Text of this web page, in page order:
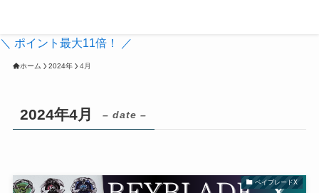
＼ ポイント最大11倍！ ／
ホーム 2024年 4月
2024年4月 – date –
ベイブレードX